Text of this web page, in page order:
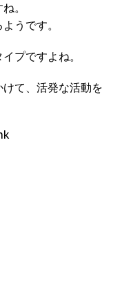
。
うです。
プですよね。
けて、活発な活動を